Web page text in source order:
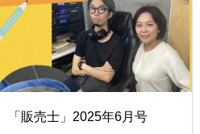
「販売士」2025年6月号